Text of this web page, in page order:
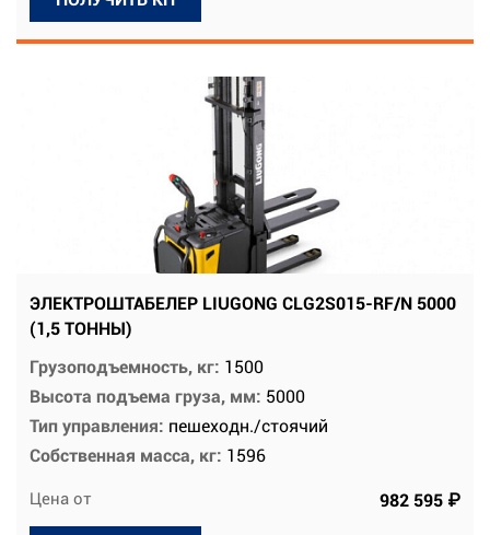
ЭЛЕКТРОШТАБЕЛЕР LIUGONG CLG2S015-RF/N 5000
(1,5 ТОННЫ)
Грузоподъемность, кг: 1500
Высота подъема груза, мм: 5000
Тип управления: пешеходн./стоячий
Собственная масса, кг: 1596
Цена от 982 595 ₽